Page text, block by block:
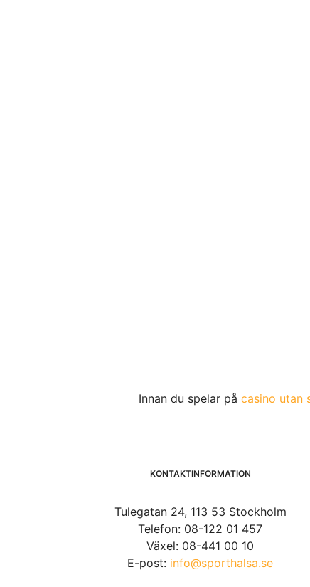
Innan du spelar på casino utan
KONTAKTINFORMATION
Tulegatan 24, 113 53 Stockholm
Telefon: 08-122 01 457
Växel: 08-441 00 10
E-post: info@sporthalsa.se